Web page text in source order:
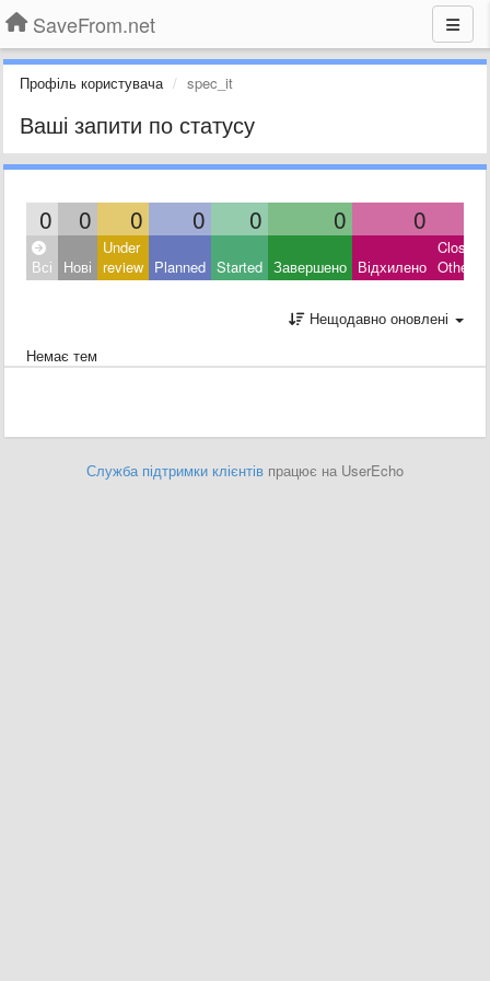
SaveFrom.net
Профіль користувача spec_it
Ваші запити по статусу
0 0 0 0 0 0 0
Всі Нові
Under
review Planned Started Завершено Відхилено
Closed:
Other
Нещодавно оновлені
Немає тем
Служба підтримки клієнтів працює на UserEcho